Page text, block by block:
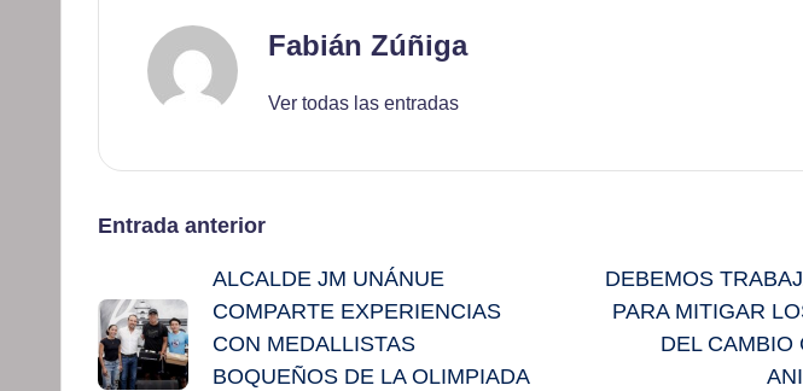
Fabián Zúñiga
Ver todas las entradas
Navegación
de
entradas
Entrada anterior
ALCALDE JM UNÁNUE
COMPARTE EXPERIENCIAS
CON MEDALLISTAS
BOQUEÑOS DE LA OLIMPIADA
DEBEMOS
PARA MITIGAR
DEL CAMBIO